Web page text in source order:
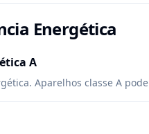
Energética
A
Aparelhos classe A